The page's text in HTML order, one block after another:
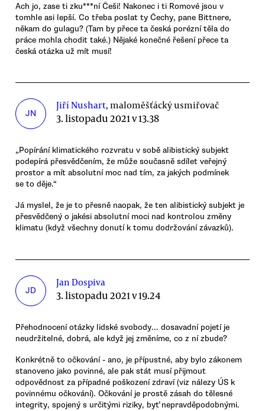
Ach jo, zase ti zku***ní Češi! Nakonec i ti Romové jsou v
tomhle asi lepší. Co třeba poslat ty Čechy, pane Bittnere,
někam do gulagu? (Tam by přece ta česká porézní těla do
práce mohla chodit také.) Nějaké konečné řešení přece ta
česká otázka už mít musí!
JN
Jiří Nushart, maloměšťácký usmiřovač
3. listopadu 2021 v 13.38
„Popírání klimatického rozvratu v sobě alibistický subjekt
podepírá přesvědčením, že může současně sdílet veřejný
prostor a mít absolutní moc nad tím, za jakých podmínek
se to děje.“
Já myslel, že je to přesně naopak, že ten alibistický subjekt je
přesvědčený o jakési absolutní moci nad kontrolou změny
klimatu (když všechny donutí k tomu dodržování závazků).
JD
Jan Dospiva
3. listopadu 2021 v 19.24
Přehodnocení otázky lidské svobody... dosavadní pojetí je
neudržitelné, dobrá, ale když jej změníme, co z ní zbude?
Konkrétně to očkování - ano, je přípustné, aby bylo zákonem
stanoveno jako povinné, ale pak stát musí přijmout
odpovědnost za případné poškození zdraví (viz nálezy ÚS k
povinnému očkování). Očkování je prostě zásah do tělesné
integrity, spojený s určitými riziky, byť nepravděpodobnými.